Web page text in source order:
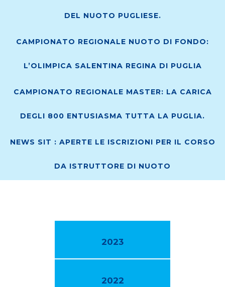
DEL NUOTO PUGLIESE.
CAMPIONATO REGIONALE NUOTO DI FONDO:
L’OLIMPICA SALENTINA REGINA DI PUGLIA
CAMPIONATO REGIONALE MASTER: LA CARICA
DEGLI 800 ENTUSIASMA TUTTA LA PUGLIA.
NEWS SIT : APERTE LE ISCRIZIONI PER IL CORSO
DA ISTRUTTORE DI NUOTO
2023
2022